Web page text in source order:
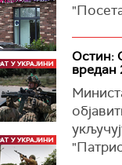
лидер,
Према
како
много
све
рекао
Он је
Остин:
вредан